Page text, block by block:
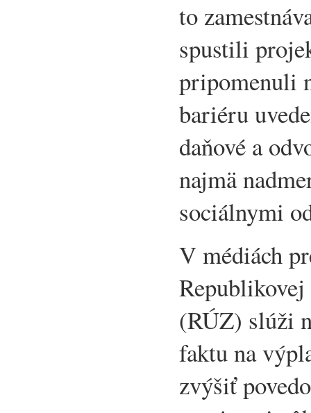
to
spustili
pripomenuli
bariéru
daňové a
najmä
sociálnymi
V médiách
Republikovej
(RÚZ) slúži
faktu na
zvýšiť